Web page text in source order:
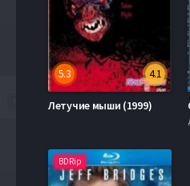
4.1
5.3
Летучие мыши (1999)
BDRip